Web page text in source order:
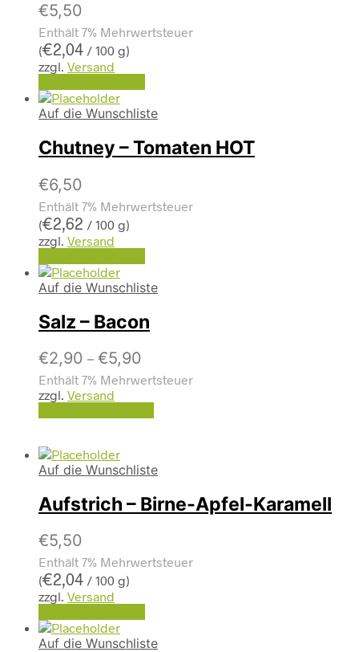
€5,50
Enthält 7% Mehrwertsteuer
(€2,04 / 100 g)
zzgl. Versand
Auf die Wunschliste
Chutney – Tomaten HOT
€6,50
Enthält 7% Mehrwertsteuer
(€2,62 / 100 g)
zzgl. Versand
Auf die Wunschliste
Salz – Bacon
€2,90 – €5,90
Enthält 7% Mehrwertsteuer
zzgl. Versand
Auf die Wunschliste
Aufstrich – Birne-Apfel-Karamell
€5,50
Enthält 7% Mehrwertsteuer
(€2,04 / 100 g)
zzgl. Versand
Auf die Wunschliste